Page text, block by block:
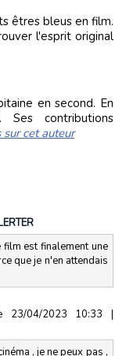
êtres bleus en film.
l'esprit original
en second. En
contributions
sur cet auteur
est finalement une
que je n'en attendais
23/04/2023 10:33|
, je ne peux pas ,